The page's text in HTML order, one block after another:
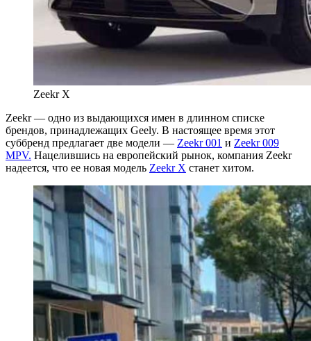
Zeekr X
Zeekr — одно из выдающихся имен в длинном списке
брендов, принадлежащих Geely. В настоящее время этот
суббренд предлагает две модели — Zeekr 001 и Zeekr 009
MPV. Нацелившись на европейский рынок, компания Zeekr
надеется, что ее новая модель Zeekr X станет хитом.